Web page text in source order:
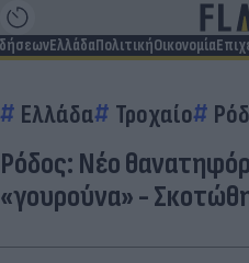
ΕλλάδαΠολιτικήΟικονομία
Ελλάδα Τροχαίο
Ρόδος: Νέο
«γουρούνα» -